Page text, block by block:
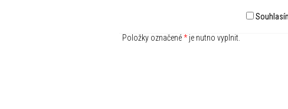
Položky označené*je nutno vyplnit.